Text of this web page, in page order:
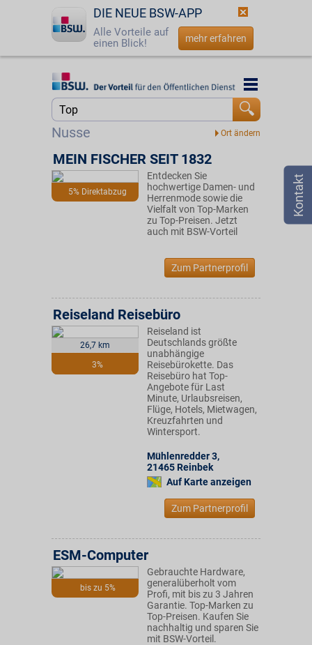
DIE NEUE BSW-APP
Alle Vorteile auf
einen Blick!
mehr erfahren
Startseite
Jetzt BSW-Mitglied werden
☎ 0800 - 279 25 82
Nusse
Startseite
5% Direktabzug
MEIN FISCHER SEIT 1832
Entdecken Sie
hochwertige Damen- und
Herrenmode sowie die
Vielfalt von Top-Marken
zu Top-Preisen. Jetzt
auch mit BSW-Vorteil
Zum Partnerprofil
26,7 km
3%
Reiseland Reisebüro
Reiseland ist
Deutschlands größte
unabhängige
Reisebürokette. Das
Reisebüro hat Top-
Angebote für Last
Minute, Urlaubsreisen,
Flüge, Hotels, Mietwagen,
Kreuzfahrten und
Wintersport.
Mühlenredder 3,
21465 Reinbek
Auf Karte anzeigen
Zum Partnerprofil
bis zu 5%
ESM-Computer
Gebrauchte Hardware,
generalüberholt vom
Profi, mit bis zu 3 Jahren
Garantie. Top-Marken zu
Top-Preisen. Kaufen Sie
nachhaltig und sparen Sie
mit BSW-Vorteil.